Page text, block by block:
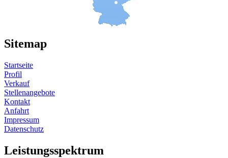
Sitemap
Startseite
Profil
Verkauf
Stellenangebote
Kontakt
Anfahrt
Impressum
Datenschutz
Leistungsspektrum